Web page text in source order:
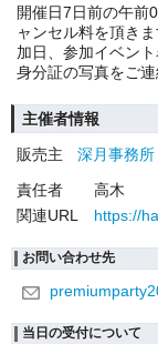
開催日7日前の午前
ャンセル料を頂き
加日、参加イベン
身分証の写真をご
主催者情報
販売主
深月事務所
責任者
高木
関連URL
https://
お問い合わせ先
当日の受付について